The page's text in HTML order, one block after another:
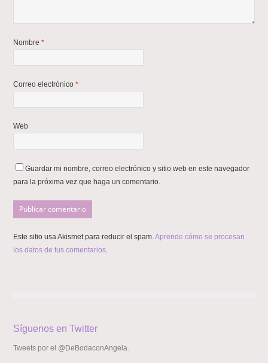
Nombre*
Correo electrónico*
Web
Guardar mi nombre, correo electrónico y sitio web en este navegador
para la próxima vez que haga un comentario.
Este sitio usa Akismet para reducir el spam.Aprende cómo se procesan
los datos de tus comentarios
Síguenos en Twitter
Tweets por el @DeBodaconAngela.